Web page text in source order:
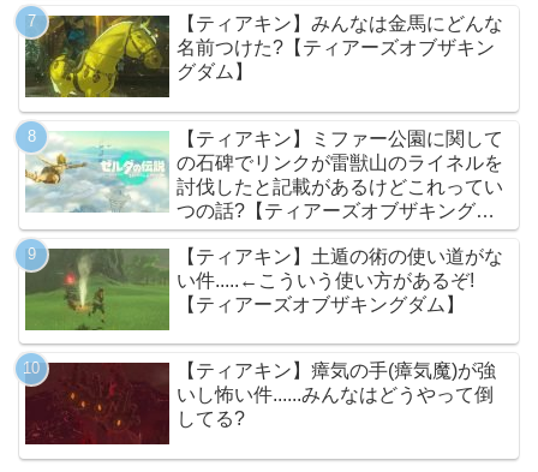
【ティアキン】みんなは金馬にどんな
名前つけた?【ティアーズオブザキン
グダム】
【ティアキン】ミファー公園に関して
の石碑でリンクが雷獣山のライネルを
討伐したと記載があるけどこれってい
つの話?【ティアーズオブザキングダ
ム】
【ティアキン】土遁の術の使い道がな
い件.....←こういう使い方があるぞ!
【ティアーズオブザキングダム】
【ティアキン】瘴気の手(瘴気魔)が強
いし怖い件......みんなはどうやって倒
してる?